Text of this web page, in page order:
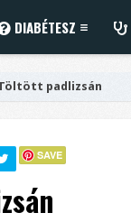
DIABÉTESZ
padlizsán
SAVE